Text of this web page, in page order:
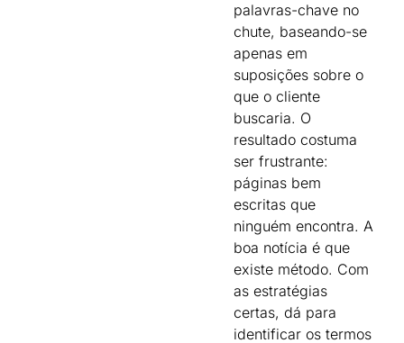
palavras-chave no
chute, baseando-se
apenas em
suposições sobre o
que o cliente
buscaria. O
resultado costuma
ser frustrante:
páginas bem
escritas que
ninguém encontra. A
boa notícia é que
existe método. Com
as estratégias
certas, dá para
identificar os termos